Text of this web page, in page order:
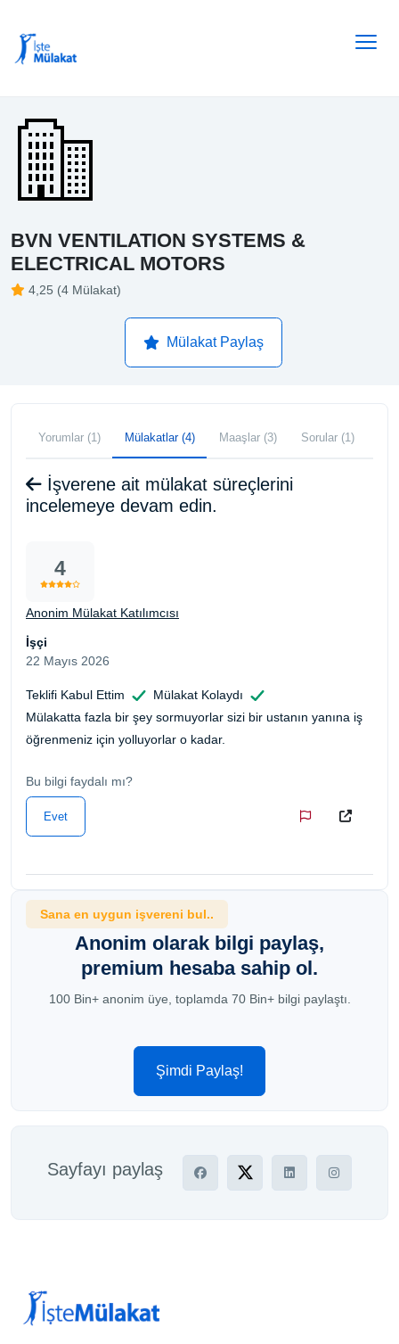
BVN VENTILATION SYSTEMS &
ELECTRICAL MOTORS
4,25 (4 Mülakat)
Mülakat Paylaş
Yorumlar (1) Mülakatlar (4) Maaşlar (3) Sorular (1)
İşverene ait mülakat süreçlerini
incelemeye devam edin.
4
Anonim Mülakat Katılımcısı
İşçi
22 Mayıs 2026
Teklifi Kabul Ettim
Mülakat Kolaydı
Mülakatta fazla bir şey sormuyorlar sizi bir ustanın yanına iş
öğrenmeniz için yolluyorlar o kadar.
Bu bilgi faydalı mı?
Evet
Sana en uygun işvereni bul..
Anonim olarak bilgi paylaş,
premium hesaba sahip ol.
100 Bin+ anonim üye, toplamda 70 Bin+ bilgi paylaştı.
Şimdi Paylaş!
Sayfayı paylaş